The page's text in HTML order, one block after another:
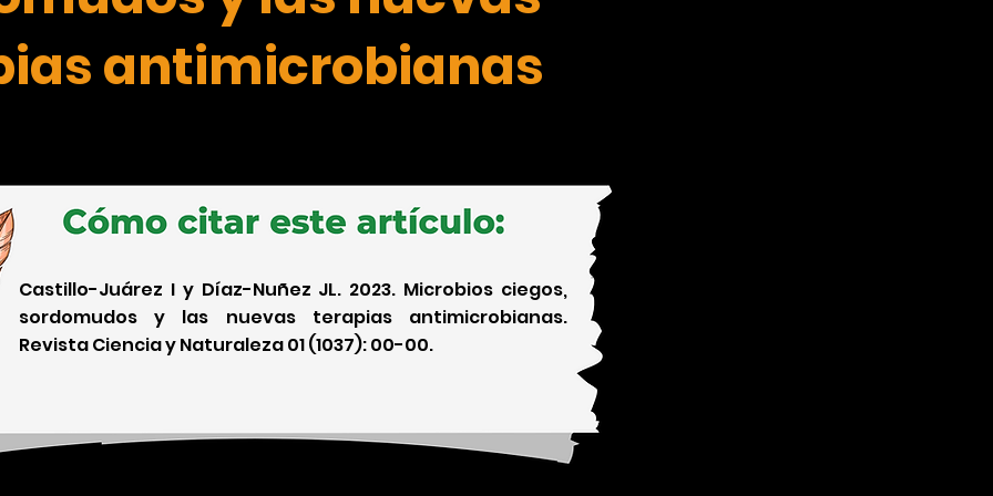
antimicrobianas
Castillo-Juárez I y Díaz-Nuñez JL. 2023. Microbios ciegos,
sordomudos y las nuevas terapias antimicrobianas.
Revista Ciencia y Naturaleza 01 (1037): 00-00.